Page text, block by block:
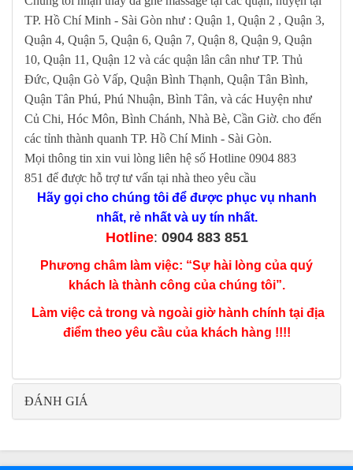
TP. Hồ Chí Minh - Sài Gòn như : Quận 1, Quận 2 , Quận 3,
Quận 4, Quận 5, Quận 6, Quận 7, Quận 8, Quận 9, Quận
10, Quận 11, Quận 12 và các quận lân cân như TP. Thủ
Đức, Quận Gò Vấp, Quận Bình Thạnh, Quận Tân Bình,
Quận Tân Phú, Phú Nhuận, Bình Tân, và các Huyện như
Củ Chi, Hóc Môn, Bình Chánh, Nhà Bè, Cần Giờ. cho đến
các tỉnh thành quanh TP. Hồ Chí Minh - Sài Gòn.
Mọi thông tin xin vui lòng liên hệ số Hotline 0904 883
851 để được hỗ trợ tư vấn tại nhà theo yêu cầu
Hãy gọi cho chúng tôi để được phục vụ nhanh
nhất, rẻ nhất và uy tín nhất.
Hotline: 0904 883 851
Phương châm làm việc: “Sự hài lòng của quý
khách là thành công của chúng tôi”.
Làm việc cả trong và ngoài giờ hành chính tại địa
điểm theo yêu cầu của khách hàng !!!!
ĐÁNH GIÁ